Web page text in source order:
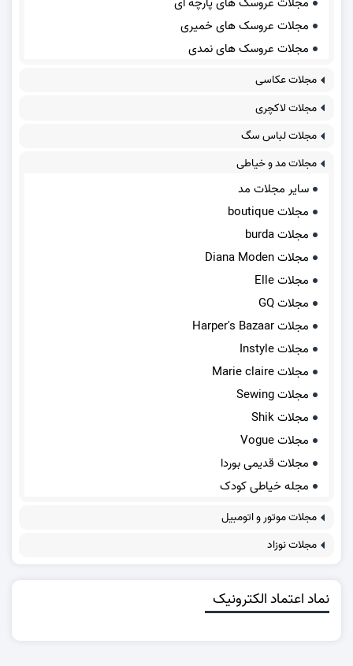
مجلات عروسک های خمیری
مجلات عروسک های نمدی
مجلات عکاسی
مجلات لاکچری
مجلات لباس سگ
مجلات مد و خیاطی
سایر مجلات مد
مجلات boutique
مجلات burda
مجلات Diana Moden
مجلات Elle
مجلات GQ
مجلات Harper's Bazaar
مجلات Instyle
مجلات Marie claire
مجلات Sewing
مجلات Shik
مجلات Vogue
مجلات قدیمی بوردا
مجله خیاطی کودک
مجلات موتور و اتومبیل
مجلات نوزاد
نماد اعتماد الکترونیک